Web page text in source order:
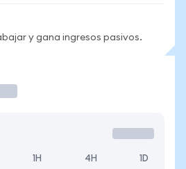
y gana ingresos pasivos.
1H 4H 1D